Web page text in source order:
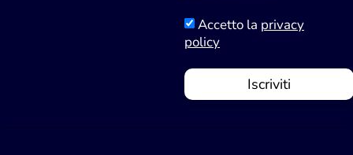
Accetto la privacy
policy
Iscriviti